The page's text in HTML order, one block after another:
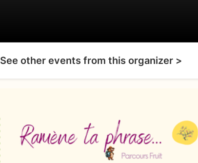
See other events from this organizer >